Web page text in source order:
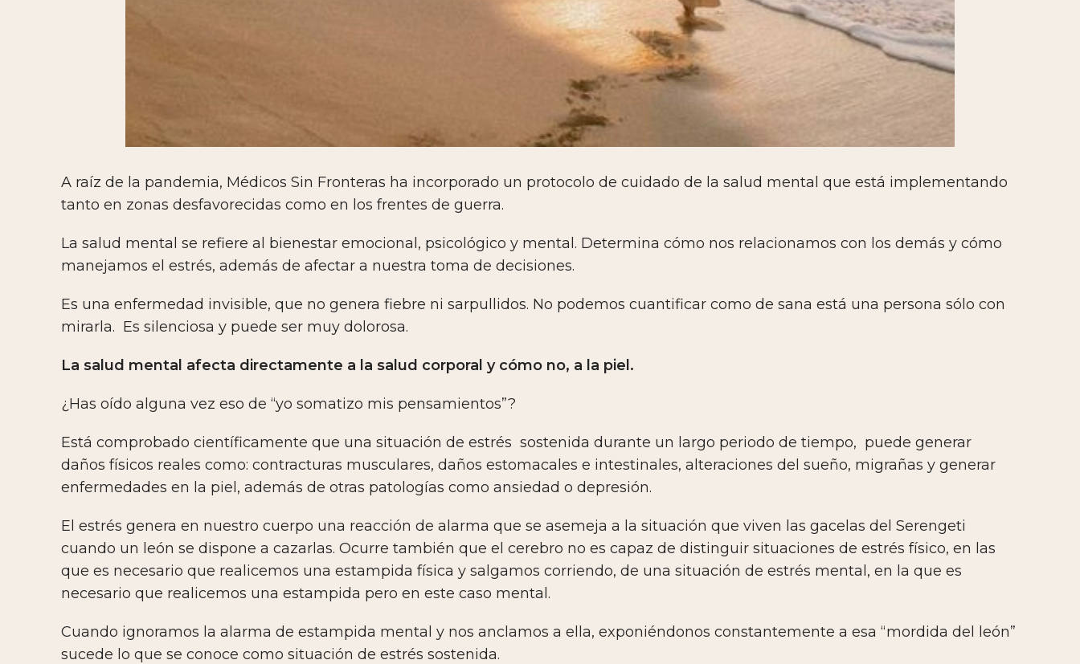
A raíz de la pandemia, Médicos Sin Fronteras ha incorporado un protocolo de cuidado de la salud mental que está implementando
tanto en zonas desfavorecidas como en los frentes de guerra.
La salud mental se refiere al bienestar emocional, psicológico y mental. Determina cómo nos relacionamos con los demás y cómo
manejamos el estrés, además de afectar a nuestra toma de decisiones.
Es una enfermedad invisible, que no genera fiebre ni sarpullidos. No podemos cuantificar como de sana está una persona sólo con
mirarla. Es silenciosa y puede ser muy dolorosa.
La salud mental afecta directamente a la salud corporal y cómo no, a la piel.
¿Has oído alguna vez eso de “yo somatizo mis pensamientos”?
Está comprobado científicamente que una situación de estrés sostenida durante un largo periodo de tiempo, puede generar
daños físicos reales como: contracturas musculares, daños estomacales e intestinales, alteraciones del sueño, migrañas y generar
enfermedades en la piel, además de otras patologías como ansiedad o depresión.
El estrés genera en nuestro cuerpo una reacción de alarma que se asemeja a la situación que viven las gacelas del Serengeti
cuando un león se dispone a cazarlas. Ocurre también que el cerebro no es capaz de distinguir situaciones de estrés físico, en las
que es necesario que realicemos una estampida física y salgamos corriendo, de una situación de estrés mental, en la que es
necesario que realicemos una estampida pero en este caso mental.
Cuando ignoramos la alarma de estampida mental y nos anclamos a ella, exponiéndonos constantemente a esa “mordida del león”
sucede lo que se conoce como situación de estrés sostenida.